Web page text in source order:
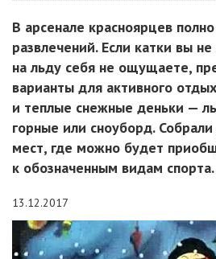
В арсенале красноярцев
развлечений. Если катки вы
на льду себя не ощущаете,
варианты для активного
и теплые снежные деньки —
горные или сноуборд.
мест, где можно будет
к обозначенным видам спорта.
13.12.2017